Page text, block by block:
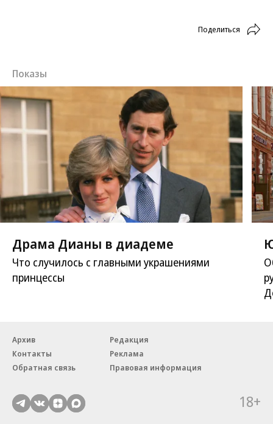
Поделиться
Показы
Драма Дианы в диадеме
Что случилось с главными украшениями
принцессы
Архив
Редакция
Контакты
Реклама
Обратная связь
Правовая информация
18+